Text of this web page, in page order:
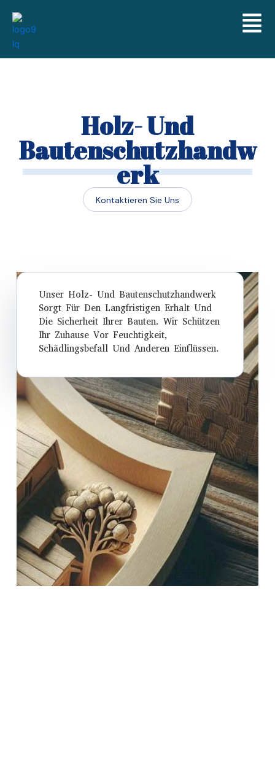
content
Holz- Und
Bautenschutzhandw
Erk
Kontaktieren Sie Uns
Unser Holz- Und Bautenschutzhandwerk
Sorgt Für Den Langfristigen Erhalt Und
Die Sicherheit Ihrer Bauten. Wir Schützen
Ihr Zuhause Vor Feuchtigkeit,
Schädlingsbefall Und Anderen Einflüssen.